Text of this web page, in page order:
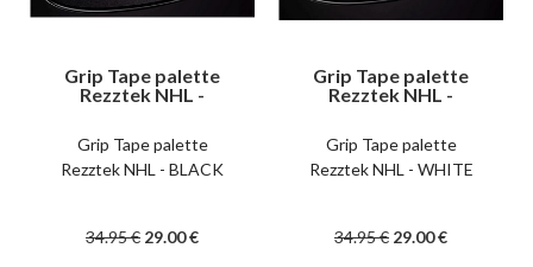
Grip Tape palette
Rezztek NHL -
Grip Tape palette
Rezztek NHL - BLACK
34.95€ 29.00€
Grip Tape palette
Rezztek NHL -
Grip Tape palette
Rezztek NHL - WHITE
34.95€ 29.00€